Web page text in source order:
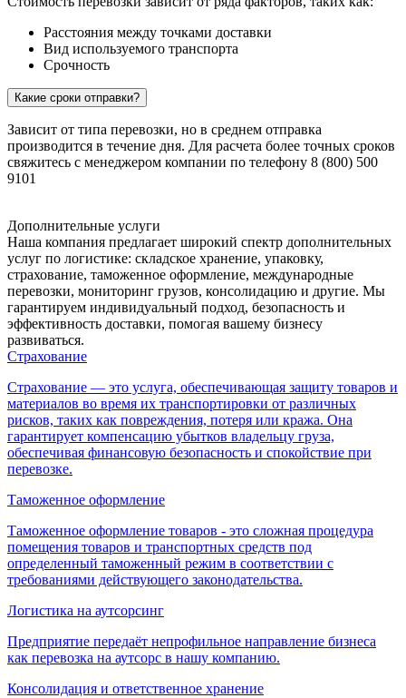
Расстояния между точками доставки
Вид используемого транспорта
Срочность
Какие сроки отправки?
Зависит от типа перевозки, но в среднем отправка
производится в течение дня. Для расчета более точных сроков
свяжитесь с менеджером компании по телефону 8 (800) 500
9101
Дополнительные услуги
Наша компания предлагает широкий спектр дополнительных
услуг по логистике: складское хранение, упаковку,
страхование, таможенное оформление, международные
перевозки, мониторинг грузов, консолидацию и другие. Мы
гарантируем индивидуальный подход, безопасность и
эффективность доставки, помогая вашему бизнесу
развиваться.
Страхование
Страхование — это услуга, обеспечивающая защиту товаров и
материалов во время их транспортировки от различных
рисков, таких как повреждения, потеря или кража. Она
гарантирует компенсацию убытков владельцу груза,
обеспечивая финансовую безопасность и спокойствие при
перевозке.
Таможенное оформление
Таможенное оформление товаров - это сложная процедура
помещения товаров и транспортных средств под
определенный таможенный режим в соответствии с
требованиями действующего законодательства.
Логистика на аутсорсинг
Предприятие передаёт непрофильное направление бизнеса
как перевозка на аутсорс в нашу компанию.
Консолидация и ответственное хранение